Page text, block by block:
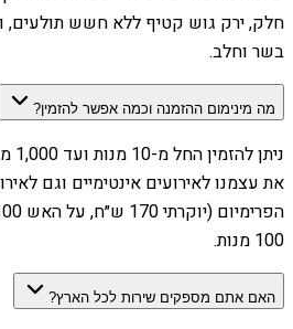
חלק, ירק גוש קטיף ללא חשש תולעים,
בשר וחלב.
מה מינימום ההזמנה וכמה אפשר להזמין?
את עצמנו לאירועים אינטימיים וגם
100 מנות.
האם אתם מספקים שירות לכל הארץ?